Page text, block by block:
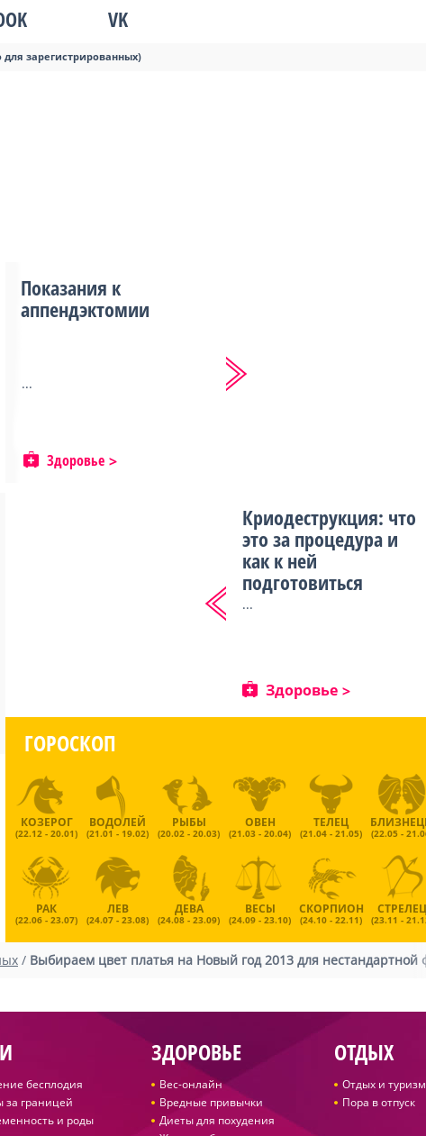
VK
для зарегистрированных)
Показания к
аппендэктомии
...
Здоровье
Криодеструкция: что
это за процедура и
как к ней
подготовиться
...
Здоровье
ГОРОСКОП
КОЗЕРОГ
(22.12 - 20.01)
ВОДОЛЕЙ
(21.01 - 19.02)
РЫБЫ
(20.02 - 20.03)
ОВЕН
(21.03 - 20.04)
ТЕЛЕЦ
(21.04 - 21.05) (22.05 -
РАК
(22.06 - 23.07)
ЛЕВ
(24.07 - 23.08)
ДЕВА
(24.08 - 23.09)
ВЕСЫ
(24.09 - 23.10)
СКОРПИОН
(24.10 - 22.11)
СТРЕЛЕЦ
(23.11 -
/ Выбираем цвет платья на Новый год 2013 для нестандартной
бесплодия
за границей
и роды
ЗДОРОВЬЕ
Вес-онлайн
Вредные привычки
Диеты для похудения
ОТДЫХ
Отдых и туризм
Пора в отпуск